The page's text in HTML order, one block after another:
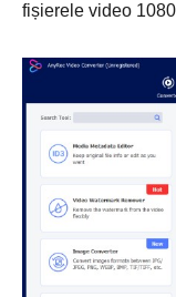
fișierele video